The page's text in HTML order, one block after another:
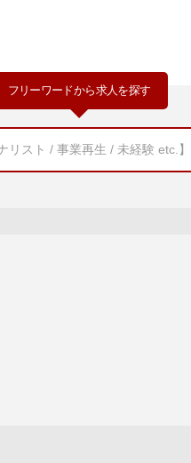
フリーワードから求人を探す